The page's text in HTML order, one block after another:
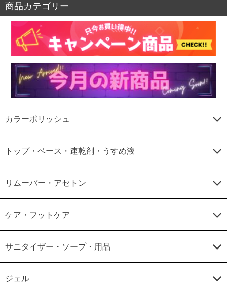
商品カテゴリー
カラーポリッシュ
トップ・ベース・速乾剤・うすめ液
リムーバー・アセトン
ケア・フットケア
サニタイザー・ソープ・用品
ジェル